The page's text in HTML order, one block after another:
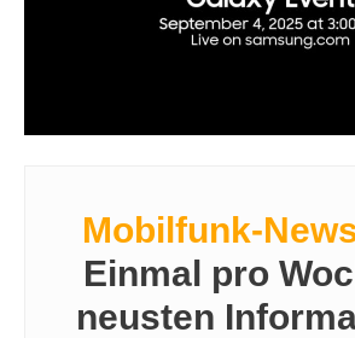
Mobilfunk-
Einmal pro
neusten